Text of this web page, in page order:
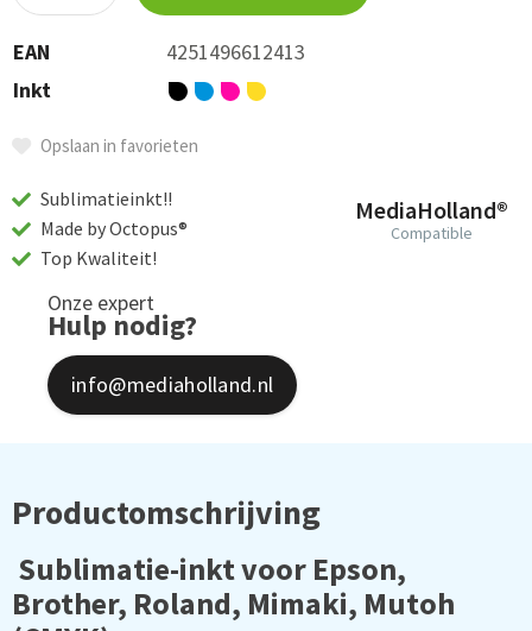
EAN
4251496612413
Inkt
Opslaan in favorieten
MediaHolland®
Compatible
Sublimatieinkt!!
Made by Octopus®
Top Kwaliteit!
Onze expert
Hulp nodig?
info@mediaholland.nl
Productomschrijving
Sublimatie-inkt voor Epson,
Brother, Roland, Mimaki, Mutoh